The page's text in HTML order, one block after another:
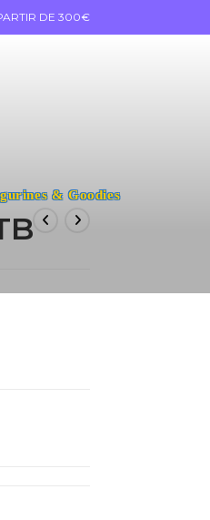
DE 300€
& Goodies